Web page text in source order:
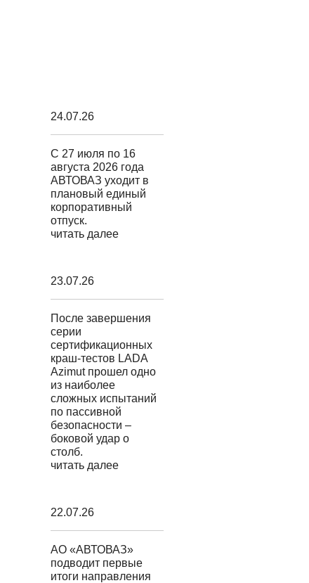
24.07.26
С 27 июля по 16
августа 2026 года
АВТОВАЗ уходит в
плановый единый
корпоративный
отпуск.
читать далее
23.07.26
После завершения
серии
сертификационных
краш-тестов LADA
Azimut прошел одно
из наиболее
сложных испытаний
по пассивной
безопасности –
боковой удар о
столб.
читать далее
22.07.26
АО «АВТОВАЗ»
подводит первые
итоги направления